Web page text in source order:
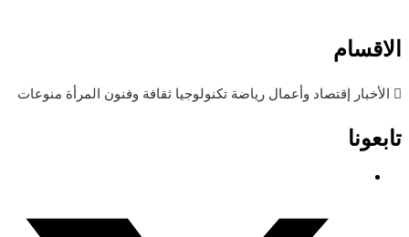
الاقسام
الأخبار إقتصاد وأعمال رياضة تكنولوجيا ثقافة وفنون المرأة منوعات
تابعونا